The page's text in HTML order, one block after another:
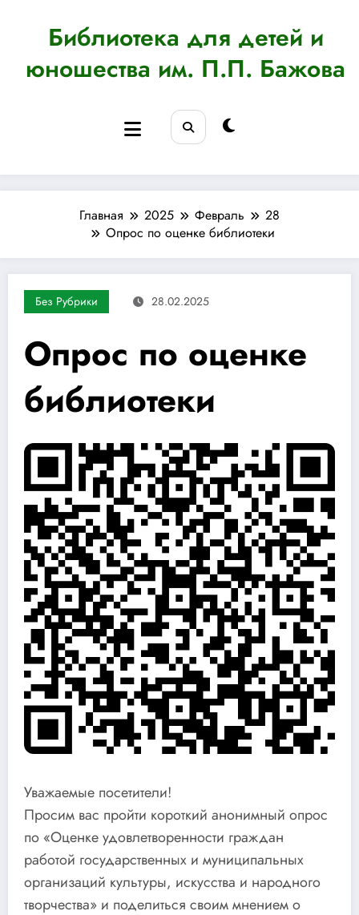
содержимомуБиблиотека для детей и
юношества им. П.П. Бажова
Главная 2025 Февраль
28
Опрос по оценке библиотеки
Без Рубрики 28.02.2025
Опрос по оценке
библиотеки
Уважаемые посетители!
Просим вас пройти короткий анонимный опрос
по «Оценке удовлетворенности граждан
работой государственных и муниципальных
организаций культуры, искусства и народного
творчества» и поделиться своим мнением о